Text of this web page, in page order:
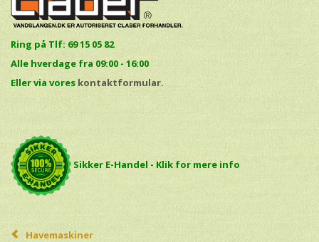
Ring på Tlf: 69 15 05 82
Alle hverdage fra 09:00 - 16:00
Eller via vores kontaktformular.
Sikker E-Handel - Klik for mere info
Havemaskiner